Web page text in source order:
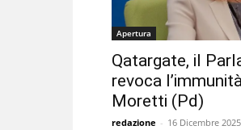
Apertura
Qatargate, il
revoca
Moretti (Pd)
redazione - 16 Dicembre 2025